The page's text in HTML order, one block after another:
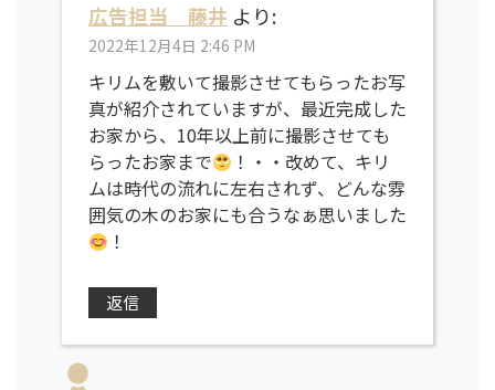
広告担当 藤井 より:
2022年12月4日 2:46 PM
キリムを敷いて撮影させてもらったお写
真が紹介されていますが、最近完成した
お家から、10年以上前に撮影させても
らったお家まで
！・・改めて、キリ
ムは時代の流れに左右されず、どんな雰
囲気の木のお家にも合うなぁ思いました
！
返信